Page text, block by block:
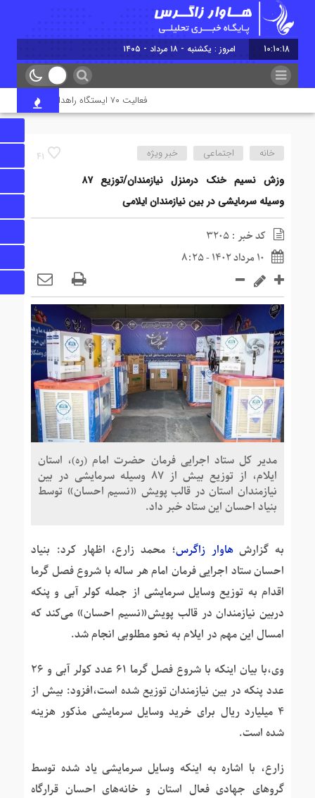
10:10:19 امروز : یکشنبه - ۱۸ مرداد - ۱۴۰۵
فعالیت ۷۰ ایستگاه راهداری در جاده‌های ایلام همزمان با تردد زائران اربعین
41 خانه اجتماعی خبر ویژه
وزش نسیم خنک درمنزل نیازمندان/توزیع ۸۷
وسیله سرمایشی در بین نیازمندان ایلامی
کد خبر : 3205
10 مرداد 1402 - 8:25
مدیر کل ستاد اجرایی فرمان حضرت امام (ره)، استان
ایلام، از توزیع بیش از 87 وسیله سرمایشی در بین
نیازمندان استان در قالب پویش «نسیم احسان» توسط
بنیاد احسان این ستاد خبر داد.
به گزارشهاوار زاگرس؛ محمد زارع، اظهار کرد: بنیاد
احسان ستاد اجرایی فرمان امام هر ساله با شروع فصل گرما
اقدام به توزیع وسایل سرمایشی از جمله کولر آبی و پنکه
دربین نیازمندان در قالب پویش«نسیم احسان» می‌کند که
امسال این مهم در ایلام به نحو مطلوبی انجام شد.
وی،با بیان اینکه با شروع فصل گرما ۶۱ عدد کولر آبی و ۲۶
عدد پنکه در بین نیازمندان توزیع شده است،افزود: بیش از
۴ میلیارد ریال برای خرید وسایل سرمایشی مذکور هزینه
شده است.
زارع، با اشاره به اینکه وسایل سرمایشی یاد شده توسط
گروهای جهادی فعال استان و خانه‌های احسان قرارگاه